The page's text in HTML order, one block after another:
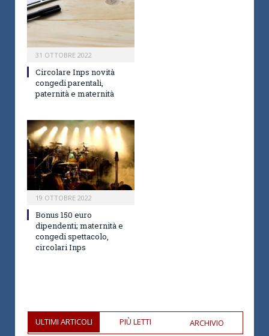
31 OTTOBRE 2022
Circolare Inps novità
congedi parentali,
paternità e maternità
19 OTTOBRE 2022
Bonus 150 euro
dipendenti; maternità e
congedi spettacolo,
circolari Inps
ULTIMI ARTICOLI PIÙ LETTI ARCHIVIO